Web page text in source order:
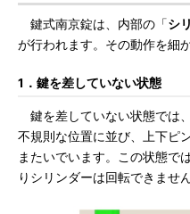
鍵式南京錠は、内部の「シ
が行われます。その動作を細
1．鍵を差していない状態
鍵を差していない状態では
不規則な位置に並び、上下ピ
またいでいます。この状態で
りシリンダーは回転できませ